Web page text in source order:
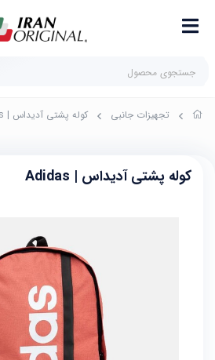
تجهیزات جانبی کوله پشتی آدیداس | Adidas
کوله پشتی آدیداس | Adidas